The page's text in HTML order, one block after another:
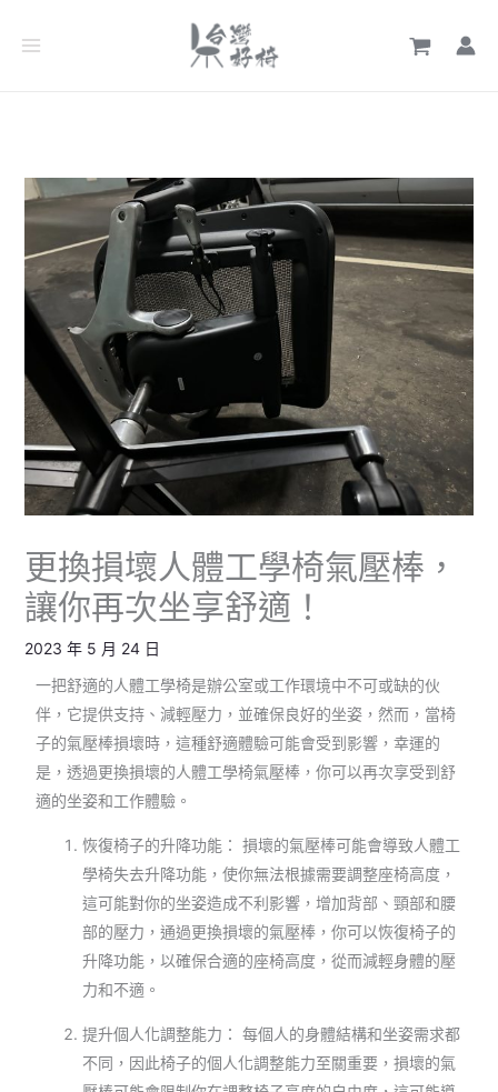
更換損壞人體工學椅氣壓棒，
讓你再次坐享舒適！
2023 年 5 月 24 日
一把舒適的人體工學椅是辦公室或工作環境中不可或缺的伙
伴，它提供支持、減輕壓力，並確保良好的坐姿，然而，當椅
子的氣壓棒損壞時，這種舒適體驗可能會受到影響，幸運的
是，透過更換損壞的人體工學椅氣壓棒，你可以再次享受到舒
適的坐姿和工作體驗。
恢復椅子的升降功能： 損壞的氣壓棒可能會導致人體工
學椅失去升降功能，使你無法根據需要調整座椅高度，
這可能對你的坐姿造成不利影響，增加背部、頸部和腰
部的壓力，通過更換損壞的氣壓棒，你可以恢復椅子的
升降功能，以確保合適的座椅高度，從而減輕身體的壓
力和不適。
提升個人化調整能力： 每個人的身體結構和坐姿需求都
不同，因此椅子的個人化調整能力至關重要，損壞的氣
章